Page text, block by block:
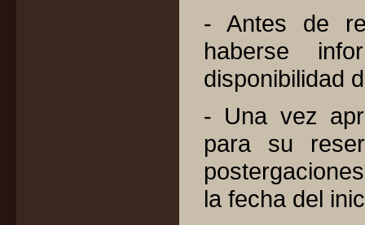
- Antes de
haberse
disponibilidad
- Una vez
para su
la fecha del